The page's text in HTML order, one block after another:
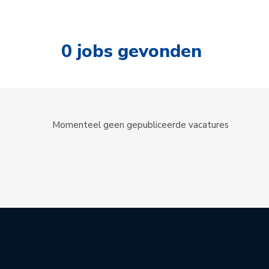
0jobs gevonden
Momenteel geen gepubliceerde vacatures